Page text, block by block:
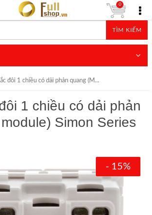
TÌM KIẾM
0
đôi 1 chiều có dải phản quang (M...
1 chiều có dải phản
Simon Series
- 15%